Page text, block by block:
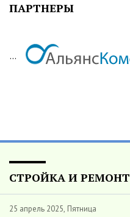
ПАРТНЕРЫ
...
СТРОЙКА И РЕМОНТ
25 апрель 2025, Пятница